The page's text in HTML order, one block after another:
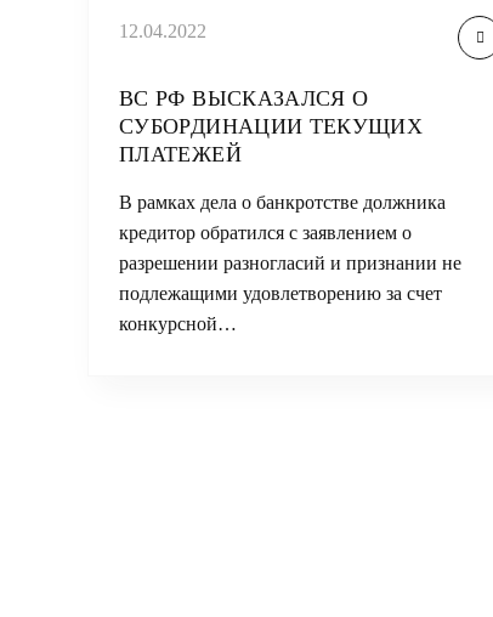
12.04.2022
ВС РФ ВЫСКАЗАЛСЯ О
СУБОРДИНАЦИИ ТЕКУЩИХ
ПЛАТЕЖЕЙ
В рамках дела о банкротстве должника
кредитор обратился с заявлением о
разрешении разногласий и признании не
подлежащими удовлетворению за счет
конкурсной…